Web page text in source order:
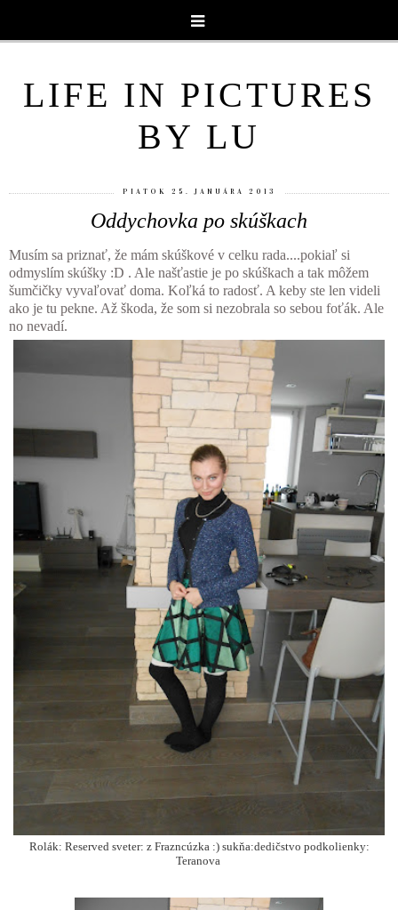
LIFE IN PICTURES
BY LU
PIATOK 25. JANUÁRA 2013
Oddychovka po skúškach
Musím sa priznať, že mám skúškové v celku rada....pokiaľ si
odmyslím skúšky :D . Ale našťastie je po skúškach a tak môžem
šumčičky vyvaľovať doma. Koľká to radosť. A keby ste len videli
ako je tu pekne. Až škoda, že som si nezobrala so sebou foťák. Ale
no nevadí.
Rolák: Reserved sveter: z Frazncúzka :) sukňa:dedičstvo podkolienky:
Teranova